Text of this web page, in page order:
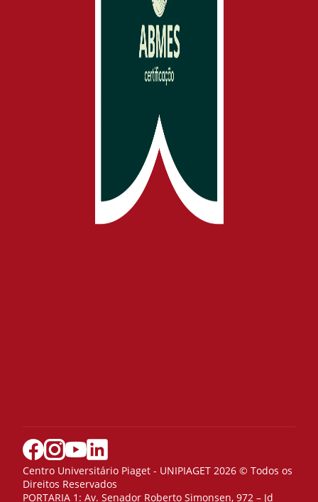
Centro Universitário Piaget - UNIPIAGET 2026 © Todos os
Direitos Reservados
PORTARIA 1: Av. Senador Roberto Simonsen, 972 – Jd